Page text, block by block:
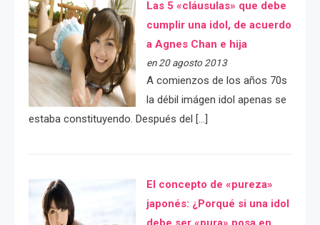
Las 5 «cláusulas» que debe
cumplir una idol, de acuerdo
a Agnes Chan e hija
en 20 agosto 2013
A comienzos de los años 70s
la débil imágen idol apenas se
estaba constituyendo. Después del […]
El concepto de «pureza»
japonés: ¿Porqué si una idol